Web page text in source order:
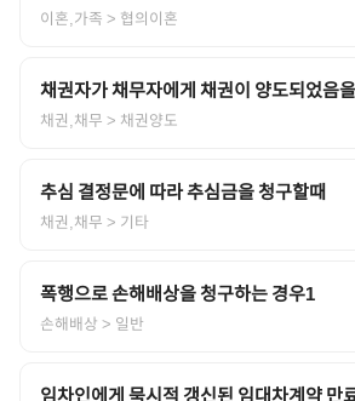
이혼,가족 > 협의이혼
채권자가 채무자에게 채권이 양도되었음
채권,채무 > 채권양도
추심 결정문에 따라 추심금을 청구할때
채권,채무 > 기타
폭행으로 손해배상을 청구하는 경우1
손해배상 > 일반
임차인에게 묵시적 갱신된 임대차계약 만